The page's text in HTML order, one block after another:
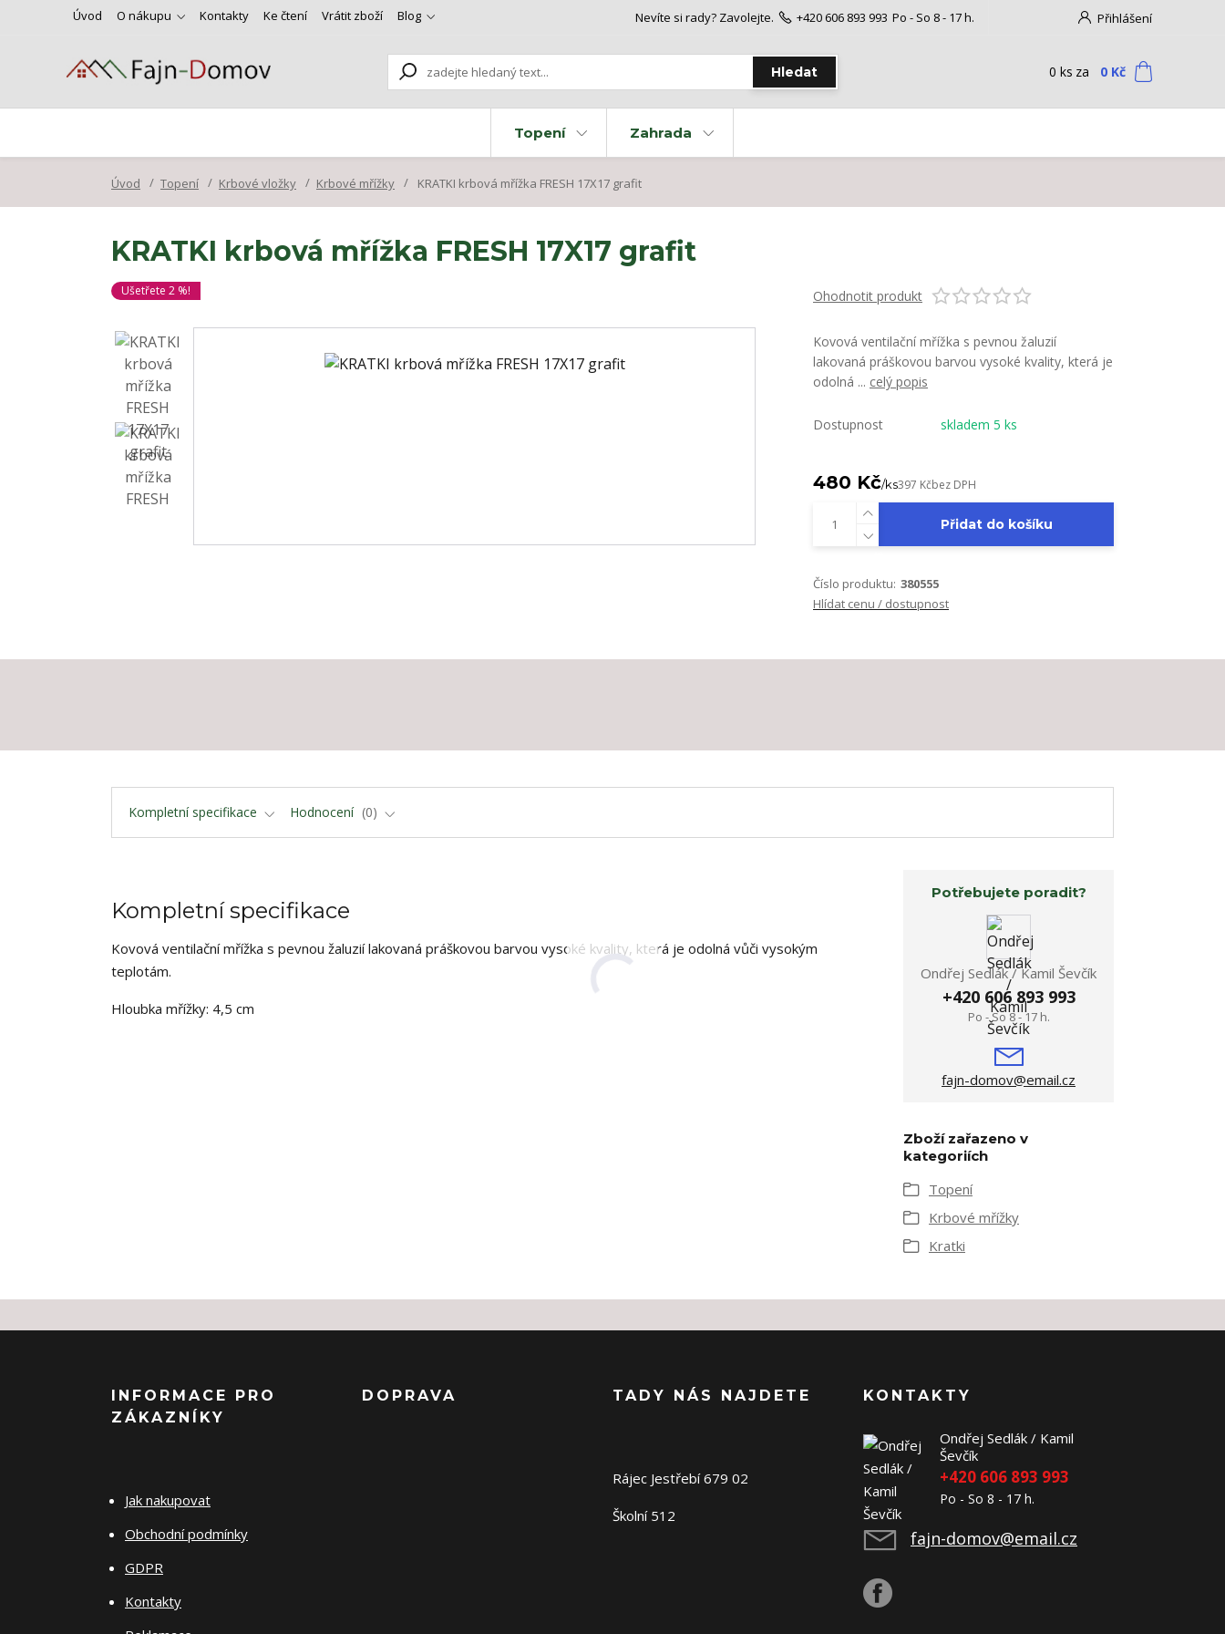
Úvod O nákupu Kontakty Ke čtení Vrátit zboží Blog Přihlášení
Hledat
Nevíte si rady? Zavolejte. +420 606 893 993 Po - So 8 - 17 h.
0 ks za 0 Kč
Topení Zahrada
Úvod Topení Krbové vložky Krbové mřížky KRATKI krbová mřížka FRESH 17X17 grafit
KRATKI krbová mřížka FRESH 17X17 grafit
Ušetřete 2 %! Ohodnotit produkt
Kovová ventilační mřížka s pevnou žaluzií
lakovaná práškovou barvou vysoké kvality, která je
odolná ... celý popis
Dostupnost skladem 5 ks
480 Kč/ks397 Kčbez DPH
Přidat do košíku
Číslo produktu: 380555
Hlídat cenu / dostupnost
Kompletní specifikace Hodnocení 0
Kompletní specifikace
Kovová ventilační mřížka s pevnou žaluzií lakovaná práškovou barvou vysoké kvality, která je odolná vůči vysokým
teplotám.
Hloubka mřížky: 4,5 cm
Potřebujete poradit?
Ondřej Sedlák / Kamil Ševčík
+420 606 893 993
Po - So 8 - 17 h.
fajn-domov@email.cz
Zboží zařazeno v
kategoriích
Topení
Krbové mřížky
Kratki
INFORMACE PRO
ZÁKAZNÍKY
Jak nakupovat
Obchodní podmínky
GDPR
Kontakty
DOPRAVA TADY NÁS NAJDETE
Rájec Jestřebí 679 02
Školní 512
KONTAKTY
Ondřej Sedlák / Kamil
Ševčík
+420 606 893 993
Po - So 8 - 17 h.
fajn-domov@email.cz